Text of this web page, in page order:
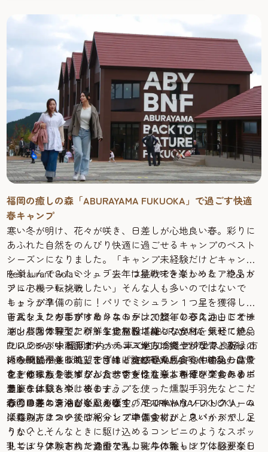
をダイレクトに感じられる唐泊VILLAGE。自然を眺めなが
ら食事ができる糸島海鮮堂二見ヶ浦本店。
福岡市西区北崎エリアだからこそ過ごせる家族の時間を、
ぜひ一度体験してみてくださいね！
福岡の癒しの森「ABURAYAMA FUKUOKA」で過ごす快適
春キャンプ
寒い冬が明け、花々が咲き、日差しが心地良い春。彩りに
あふれた自然をのんびり快適に過ごせるキャンプのベスト
シーズンになりました。「キャンプ未経験だけどキャンプ
を楽しんでみたい！」「去年は挑戦できなかったアウトド
アに心機一転挑戦したい」そんな人も多いのではないで
しょうか？
そんな人たちにぴったりなのが、2023年の春に油山にオー
プンした体験型アウトドア施設「ABURAYAMA
FUKUOKA」。福岡市内から車で約30分とアクセス良好。市
内を一望できる眺望で、キャンプや乗馬、乳牛の乳しぼり
などの家族やカップル、若い女性も楽しめるバラエティー
豊かな体験も楽しめます。
今回は春の清々しい風が吹く「ABURAYAMA FUKUOKA」の
楽しみ方についてご紹介していきます。
Restaurant Solaミシュラン１つ星の味を楽しめる 絶品カ
ジュアルフレンチ
キャンプ準備の前に！パリでミシュラン１つ星を獲得した
吉武シェフが手がけるレストランで腹ごしらえ。ここでは
油山農園で育てた新鮮な食材を堪能しながら、気軽に絶品
フレンチが味わえます。テラスからは爽やかな青と新緑の
緑の眺めが美しく、まずは「ABURAYAMA FUKUOKA」の景
色をゆったり眺めながら、舌をうならす料理を楽しみま
しょう。
レストランのおすすめメニューは、ビーフパスカードとチ
キンパスカード。パイ生地を器に様々な食材を乗せて焼い
たフランス中南部オーベルニュ地方の郷土料理で、あっと
いう間に平らげてしまうほど食感軽く、食べやすい一品で
す。他にもさっぱりしたサワークリームを付けて食べるポ
テトチュロスや、桜のチップを使った燻製手羽先などこだ
わりのメニューが楽しめます。
「Restaurant Sola」を目的に訪れる人も多く、絶品のフレ
ンチが味わえますが、食べすぎは注意。キャンプのために
満腹には気をつけましょう。
森のキオスク油山といえば！ ミルキーなソフトクリーム
「森のキオスク」はキャンプ中に食材が、スパイスが、足
りないとそんなときに駆け込めるコンビニのようなスポッ
トで、ソフトドリンクやアルコール、キャンプに必要な日
春の日差しを浴びながら春空の下で味わうソフトクリーム
は格別。ランチ後やキャンプ準備中にひと息いかがでしょ
うか？
乳しぼり体験市内で貴重な乳しぼり体験
リニューアルされた油山でも、乳牛の乳しぼり体験が楽し